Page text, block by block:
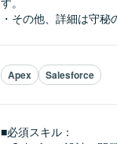
・その他、詳細は守秘
Apex Salesforce
■必須スキル：